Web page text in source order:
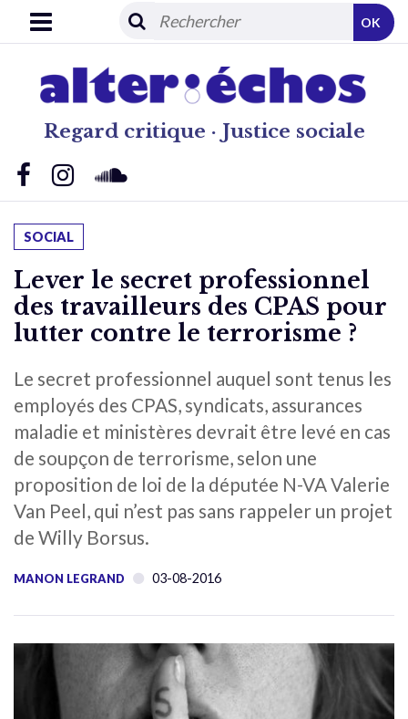
Regard critique · Justice sociale
OK
SOCIAL
Lever le secret professionnel
des travailleurs des CPAS pour
lutter contre le terrorisme ?
Le secret professionnel auquel sont tenus les
employés des CPAS, syndicats, assurances
maladie et ministères devrait être levé en cas
de soupçon de terrorisme, selon une
proposition de loi de la députée N-VA Valerie
Van Peel, qui n’est pas sans rappeler un projet
de Willy Borsus.
MANON LEGRAND 03-08-2016